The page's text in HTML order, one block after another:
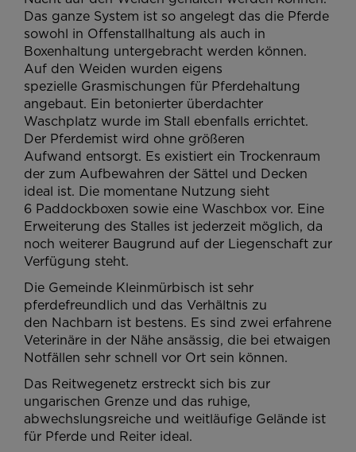
Das ganze System ist so angelegt das die Pferde
sowohl in Offenstallhaltung als auch in
Boxenhaltung untergebracht werden können.
Auf den Weiden wurden eigens
spezielle Grasmischungen für Pferdehaltung
angebaut. Ein betonierter überdachter
Waschplatz wurde im Stall ebenfalls errichtet.
Der Pferdemist wird ohne größeren
Aufwand entsorgt. Es existiert ein Trockenraum
der zum Aufbewahren der Sättel und Decken
ideal ist. Die momentane Nutzung sieht
6 Paddockboxen sowie eine Waschbox vor. Eine
Erweiterung des Stalles ist jederzeit möglich, da
noch weiterer Baugrund auf der Liegenschaft zur
Verfügung steht.
Die Gemeinde Kleinmürbisch ist sehr
pferdefreundlich und das Verhältnis zu
den Nachbarn ist bestens. Es sind zwei erfahrene
Veterinäre in der Nähe ansässig, die bei etwaigen
Notfällen sehr schnell vor Ort sein können.
Das Reitwegenetz erstreckt sich bis zur
ungarischen Grenze und das ruhige,
abwechslungsreiche und weitläufige Gelände ist
für Pferde und Reiter ideal.